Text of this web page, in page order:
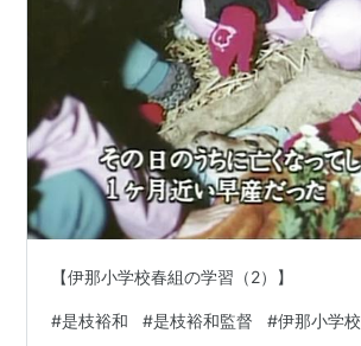
【伊那小学校春組の学習（2）】
#是枝裕和 #是枝裕和監督 #伊那小学校